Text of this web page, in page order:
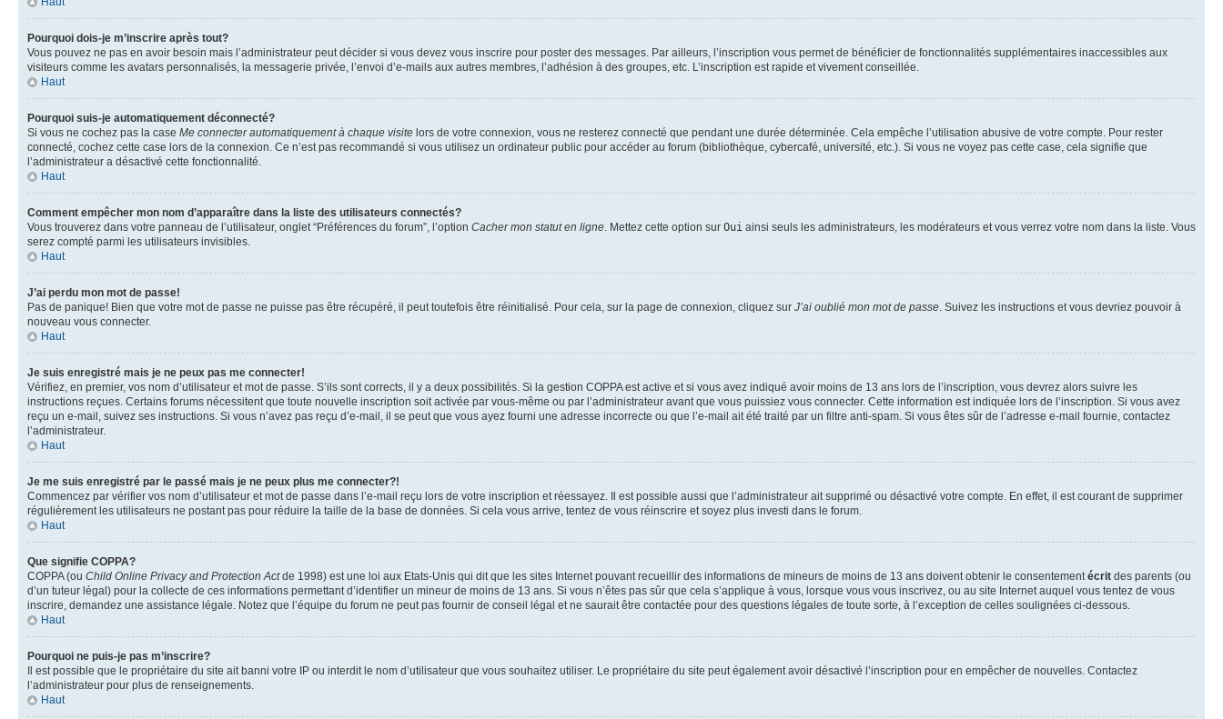
Pourquoi dois-je m’inscrire après tout?
Vous pouvez ne pas en avoir besoin mais l’administrateur peut décider si vous devez vous inscrire pour poster des messages. Par ailleurs, l’inscription vous permet de bénéficier de fonctionnalités supplémentaires inaccessibles aux
visiteurs comme les avatars personnalisés, la messagerie privée, l’envoi d’e-mails aux autres membres, l’adhésion à des groupes, etc. L’inscription est rapide et vivement conseillée.
Haut
Pourquoi suis-je automatiquement déconnecté?
Si vous ne cochez pas la case Me connecter automatiquement à chaque visite lors de votre connexion, vous ne resterez connecté que pendant une durée déterminée. Cela empêche l’utilisation abusive de votre compte. Pour rester
connecté, cochez cette case lors de la connexion. Ce n’est pas recommandé si vous utilisez un ordinateur public pour accéder au forum (bibliothèque, cybercafé, université, etc.). Si vous ne voyez pas cette case, cela signifie que
l’administrateur a désactivé cette fonctionnalité.
Haut
Comment empêcher mon nom d’apparaître dans la liste des utilisateurs connectés?
Vous trouverez dans votre panneau de l’utilisateur, onglet “Préférences du forum”, l’option Cacher mon statut en ligne. Mettez cette option sur Oui ainsi seuls les administrateurs, les modérateurs et vous verrez votre nom dans la liste. Vous
serez compté parmi les utilisateurs invisibles.
Haut
J’ai perdu mon mot de passe!
Pas de panique! Bien que votre mot de passe ne puisse pas être récupéré, il peut toutefois être réinitialisé. Pour cela, sur la page de connexion, cliquez sur J’ai oublié mon mot de passe. Suivez les instructions et vous devriez pouvoir à
nouveau vous connecter.
Haut
Je suis enregistré mais je ne peux pas me connecter!
Vérifiez, en premier, vos nom d’utilisateur et mot de passe. S’ils sont corrects, il y a deux possibilités. Si la gestion COPPA est active et si vous avez indiqué avoir moins de 13 ans lors de l’inscription, vous devrez alors suivre les
instructions reçues. Certains forums nécessitent que toute nouvelle inscription soit activée par vous-même ou par l’administrateur avant que vous puissiez vous connecter. Cette information est indiquée lors de l’inscription. Si vous avez
reçu un e-mail, suivez ses instructions. Si vous n’avez pas reçu d’e-mail, il se peut que vous ayez fourni une adresse incorrecte ou que l’e-mail ait été traité par un filtre anti-spam. Si vous êtes sûr de l’adresse e-mail fournie, contactez
l’administrateur.
Haut
Je me suis enregistré par le passé mais je ne peux plus me connecter?!
Commencez par vérifier vos nom d’utilisateur et mot de passe dans l’e-mail reçu lors de votre inscription et réessayez. Il est possible aussi que l’administrateur ait supprimé ou désactivé votre compte. En effet, il est courant de supprimer
régulièrement les utilisateurs ne postant pas pour réduire la taille de la base de données. Si cela vous arrive, tentez de vous réinscrire et soyez plus investi dans le forum.
Haut
Que signifie COPPA?
COPPA (ou Child Online Privacy and Protection Actde 1998) est une loi aux Etats-Unis qui dit que les sites Internet pouvant recueillir des informations de mineurs de moins de 13 ans doivent obtenir le consentementécrit des parents (ou
d’un tuteur légal) pour la collecte de ces informations permettant d’identifier un mineur de moins de 13 ans. Si vous n’êtes pas sûr que cela s’applique à vous, lorsque vous vous inscrivez, ou au site Internet auquel vous tentez de vous
inscrire, demandez une assistance légale. Notez que l’équipe du forum ne peut pas fournir de conseil légal et ne saurait être contactée pour des questions légales de toute sorte, à l’exception de celles soulignées ci-dessous.
Haut
Pourquoi ne puis-je pas m’inscrire?
Il est possible que le propriétaire du site ait banni votre IP ou interdit le nom d’utilisateur que vous souhaitez utiliser. Le propriétaire du site peut également avoir désactivé l’inscription pour en empêcher de nouvelles. Contactez
l’administrateur pour plus de renseignements.
Haut